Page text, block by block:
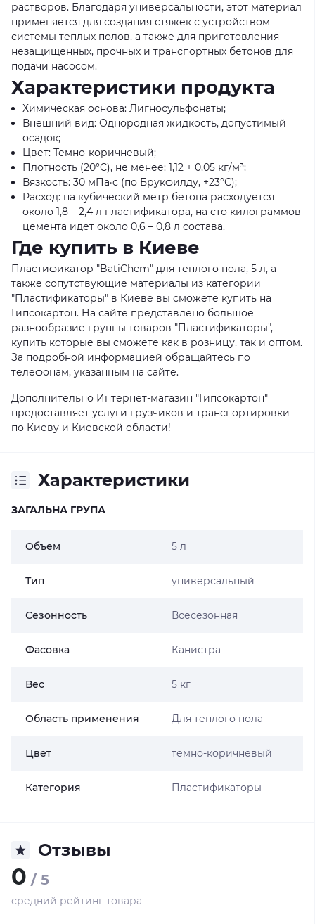
растворов. Благодаря универсальности, этот материал
применяется для создания стяжек с устройством
системы теплых полов, а также для приготовления
незащищенных, прочных и транспортных бетонов для
подачи насосом.
Характеристики продукта
Химическая основа: Лигносульфонаты;
Внешний вид: Однородная жидкость, допустимый
осадок;
Цвет: Темно-коричневый;
Плотность (20°C), не менее: 1,12 + 0,05 кг/м³;
Вязкость: 30 мПа·с (по Брукфилду, +23°С);
Расход: на кубический метр бетона расходуется
около 1,8 – 2,4 л пластификатора, на сто килограммов
цемента идет около 0,6 – 0,8 л состава.
Где купить в Киеве
Пластификатор "BatiChem" для теплого пола, 5 л, а
также сопутствующие материалы из категории
"Пластификаторы" в Киеве вы сможете купить на
Гипсокартон. На сайте представлено большое
разнообразие группы товаров "Пластификаторы",
купить которые вы сможете как в розницу, так и оптом.
За подробной информацией обращайтесь по
телефонам, указанным на сайте.
Дополнительно Интернет-магазин "Гипсокартон"
предоставляет услуги грузчиков и транспортировки
по Киеву и Киевской области!
Характеристики
ЗАГАЛЬНА ГРУПА
Объем 5 л
Тип универсальный
Сезонность Всесезонная
Фасовка Канистра
Вес 5 кг
Область применения Для теплого пола
Цвет темно-коричневый
Категория Пластификаторы
Отзывы
0 / 5
средний рейтинг товара